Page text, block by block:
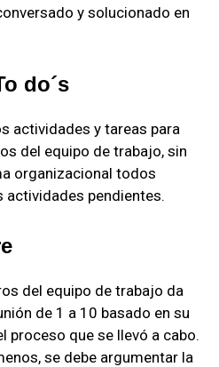
y solucionado en
do´s
actividades y tareas para
del equipo de trabajo, sin
organizacional todos
actividades pendientes.
del equipo de trabajo da
de 1 a 10 basado en su
proceso que se llevó a cabo.
se debe argumentar la